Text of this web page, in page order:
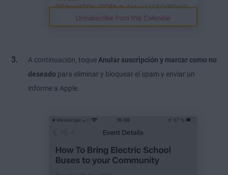
A continuación, toqueAnular suscripción y marcar como no
deseado para eliminar y bloquear el spam y enviar un
informe a Apple.